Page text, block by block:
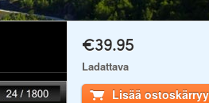
€39.95
Ladattava
Lisää